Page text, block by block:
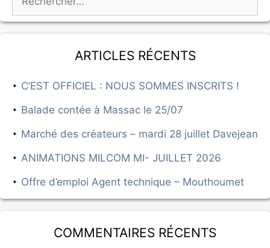
Articles récents
C’EST OFFICIEL : NOUS SOMMES INSCRITS !
Balade contée à Massac le 25/07
Marché des créateurs – mardi 28 juillet Davejean
ANIMATIONS MILCOM MI- JUILLET 2026
Offre d’emploi Agent technique – Mouthoumet
Commentaires récents